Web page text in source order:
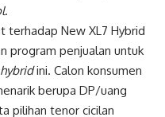
.
terhadap New XL7 Hybrid
program penjualan untuk
hybridini. Calon konsumen
berupa DP/uang
pilihan tenor cicilan